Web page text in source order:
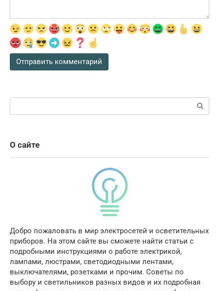
Поиск:
О сайте
Добро пожаловать в мир электросетей и осветительных
приборов. На этом сайте вы сможете найти статьи с
подробными инструкциями о работе электрикой,
лампами, люстрами, светодиодными лентами,
выключателями, розетками и прочим. Советы по
выбору и светильников разных видов и их подробная